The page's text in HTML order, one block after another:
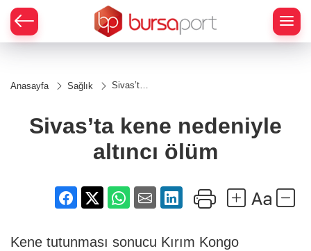
Anasayfa Sağlık
Sivas’ta
altıncı
ölüm
Sivas’ta kene nedeniyle
altıncı ölüm
Kene tutunması sonucu Kırım Kongo